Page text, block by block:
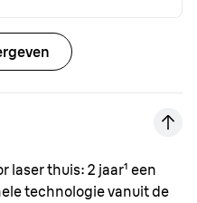
laser thuis: 2 jaar¹ een
technologie vanuit de